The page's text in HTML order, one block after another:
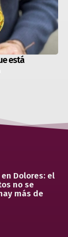
está
Dolores: el
no se
más de